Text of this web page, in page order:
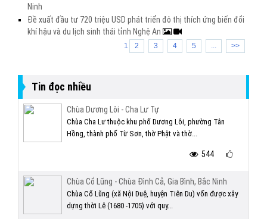
Ninh
Đề xuất đầu tư 720 triệu USD phát triển đô thị thích ứng biến đổi
khí hậu và du lịch sinh thái tỉnh Nghệ An
1 2 3 4 5 ... >>
Tin đọc nhiều
Chùa Dương Lôi - Cha Lư Tự
Chùa Cha Lư thuộc khu phố Dương Lôi, phường Tân
Hồng, thành phố Từ Sơn, thờ Phật và thờ...
544
Chùa Cổ Lũng - Chùa Đình Cả, Gia Bình, Bắc Ninh
Chùa Cổ Lũng (xã Nội Duệ, huyện Tiên Du) vốn được xây
dựng thời Lê (1680 -1705) với quy...